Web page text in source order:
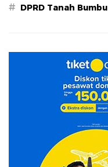
# DPRD Tanah Bumbu